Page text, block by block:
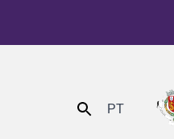
Enviar PT